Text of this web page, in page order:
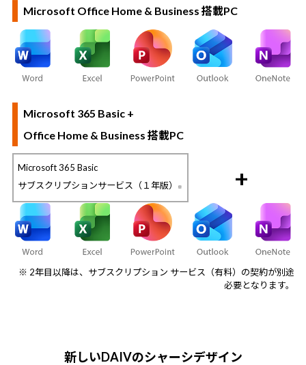
Microsoft Office Home & Business 搭載PC
Microsoft 365 Basic +
Office Home & Business 搭載PC
Microsoft 365 Basic
サブスクリプションサービス（１年版）
※ +
※ 2年目以降は、サブスクリプション サービス（有料）の契約が別途
必要となります。
新しいDAIVのシャーシデザイン